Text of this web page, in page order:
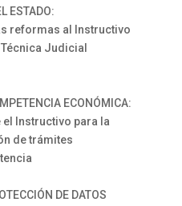
ESTADO:
reformas al Instructivo
Judicial
ECONÓMICA:
el Instructivo para la
de trámites
DE DATOS